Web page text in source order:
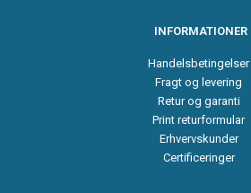
INFORMATIONER
Handelsbetingelser
Fragt og levering
Retur og garanti
Print returformular
Erhvervskunder
Certificeringer